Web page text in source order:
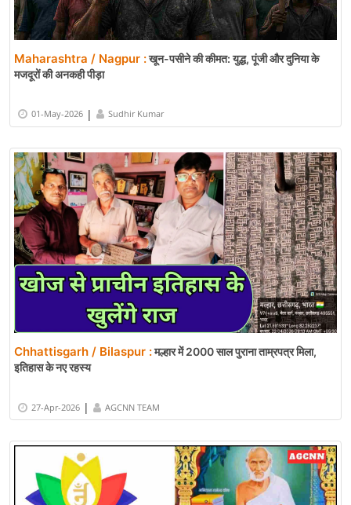
Maharashtra / Nagpur :खून-पसीने की कीमत: युद्ध, पूंजी और दुनिया के
मजदूरों की अनकही पीड़ा
01-May-2026 | Sudhir Kumar
Chhattisgarh / Bilaspur :मल्हार में 2000 साल पुराना ताम्रपत्र मिला,
इतिहास के नए रहस्य
27-Apr-2026 | AGCNN TEAM